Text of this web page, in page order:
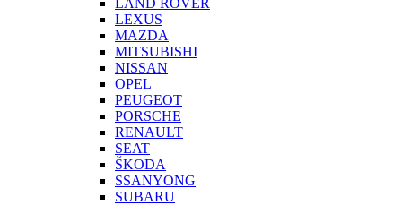
LAND ROVER
LEXUS
MAZDA
MITSUBISHI
NISSAN
OPEL
PEUGEOT
PORSCHE
RENAULT
SEAT
ŠKODA
SSANYONG
SUBARU